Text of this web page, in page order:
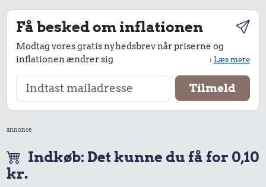
Få besked om inflationen
Modtag vores gratis nyhedsbrev når priserne og
inflationen ændrer sig
›Læs mere
annonce
Indkøb: Det kunne du få for 0,10
kr.